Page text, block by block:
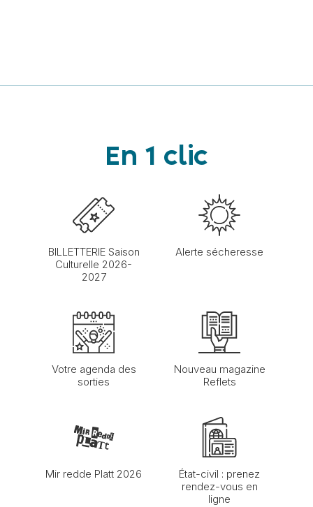
En 1 clic
BILLETTERIE Saison
Culturelle 2026-
2027
Alerte sécheresse
Votre agenda des
sorties
Nouveau magazine
Reflets
Mir redde Platt 2026
État-civil : prenez
rendez-vous en
ligne